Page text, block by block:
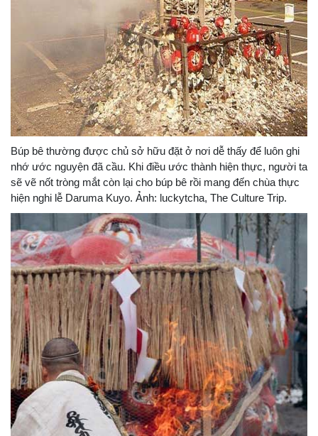
Búp bê thường được chủ sở hữu đặt ở nơi dễ thấy để luôn ghi
nhớ ước nguyện đã cầu. Khi điều ước thành hiện thực, người ta
sẽ vẽ nốt tròng mắt còn lại cho búp bê rồi mang đến chùa thực
hiện nghi lễ Daruma Kuyo. Ảnh: luckytcha, The Culture Trip.